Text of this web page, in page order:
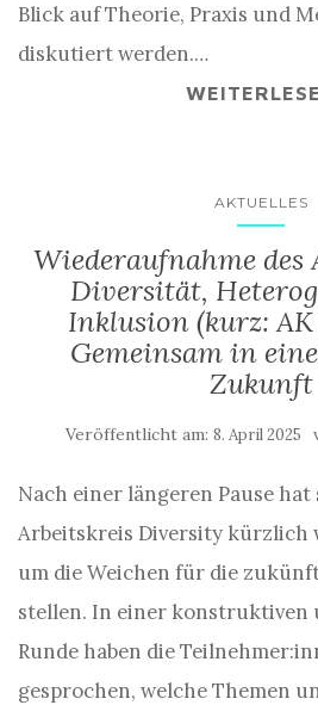
Blick auf Theorie, Praxis und
diskutiert werden.…
AKTUELLES
Wiederaufnahme des
Diversität,
Inklusion (kurz:
Gemeinsam in
Zukunft
Veröffentlicht am: 8. April 2025
Nach einer längeren Pause hat
Arbeitskreis Diversity kürzlich
um die Weichen für die
stellen. In einer konstruktiven
Runde haben die
gesprochen, welche Themen